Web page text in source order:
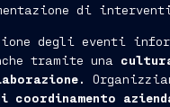
di
degli eventi
tramite una